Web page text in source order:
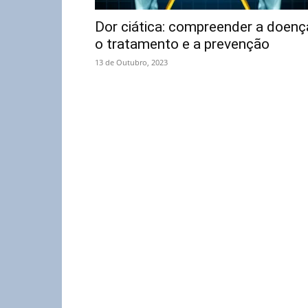
Dor ciática: compreender a
o tratamento e a prevenção
13 de Outubro, 2023